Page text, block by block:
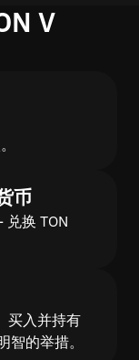
V
币
兑换 TON
买入并持有
的举措。